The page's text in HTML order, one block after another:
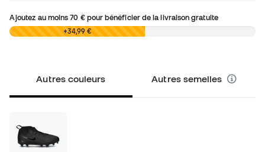
Ajoutez au moins70 €pour bénéficier de la livraison gratuite
0,00 € +34,99 €
Autres couleurs Autres semelles